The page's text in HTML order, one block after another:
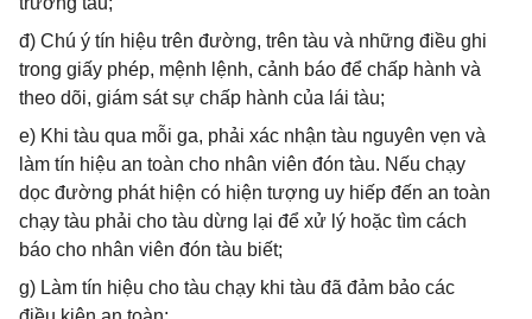
đ) Chú ý tín hiệu trên đường, trên tàu và những điều ghi
trong giấy phép, mệnh lệnh, cảnh báo để chấp hành và
theo dõi, giám sát sự chấp hành của lái tàu;
e) Khi tàu qua mỗi ga, phải xác nhận tàu nguyên vẹn và
làm tín hiệu an toàn cho nhân viên đón tàu. Nếu chạy
dọc đường phát hiện có hiện tượng uy hiếp đến an toàn
chạy tàu phải cho tàu dừng lại để xử lý hoặc tìm cách
báo cho nhân viên đón tàu biết;
g) Làm tín hiệu cho tàu chạy khi tàu đã đảm bảo các